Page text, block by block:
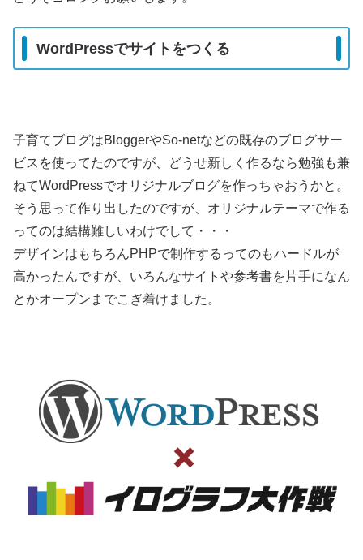
WordPressでサイトをつくる
子育てブログはBloggerやSo-netなどの既存のブログサー
ビスを使ってたのですが、どうせ新しく作るなら勉強も兼
ねてWordPressでオリジナルブログを作っちゃおうかと。
そう思って作り出したのですが、オリジナルテーマで作る
ってのは結構難しいわけでして・・・
デザインはもちろんPHPで制作するってのもハードルが
高かったんですが、いろんなサイトや参考書を片手になん
とかオープンまでこぎ着けました。